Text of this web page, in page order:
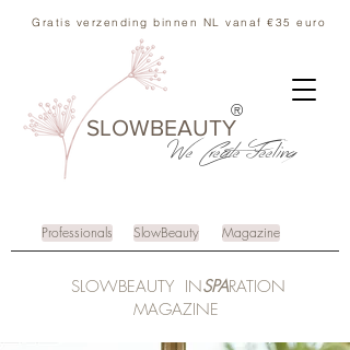
Gratis verzending binnen NL vanaf €35 euro
SLOWBEAUTY
We CreateFeeling
®
Professionals SlowBeauty Magazine
SLOWBEAUTY INSPARATION
MAGAZINE